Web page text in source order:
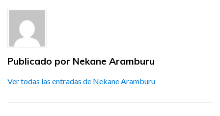
Publicado por Nekane Aramburu
Ver todas las entradas de Nekane Aramburu